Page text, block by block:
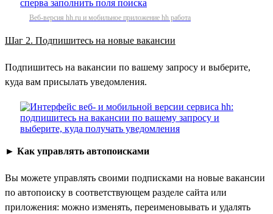
Веб-версия hh.ru и мобильное приложение hh работа
Шаг 2. Подпишитесь на новые вакансии
Подпишитесь на вакансии по вашему запросу и выберите,
куда вам присылать уведомления.
► Как управлять автопоисками
Вы можете управлять своими подписками на новые вакансии
по автопоиску в соответствующем разделе сайта или
приложения: можно изменять, переименовывать и удалять